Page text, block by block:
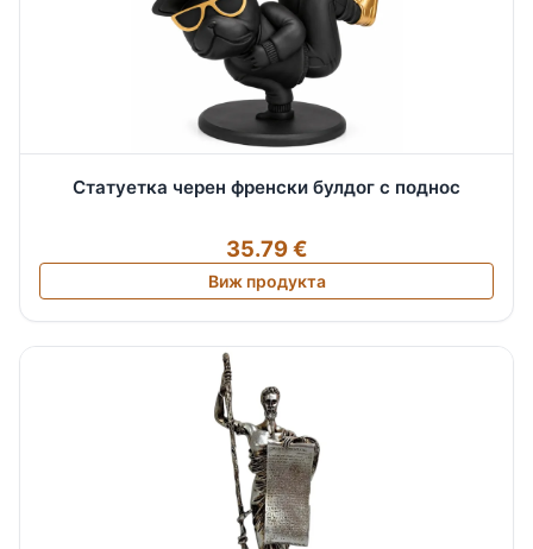
Статуетка черен френски булдог с поднос
35.79 €
Виж продукта